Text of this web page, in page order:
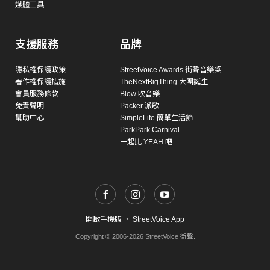
媒體工具
支援服務
隱私權保護政策
著作權保護措施
會員服務條款
免責聲明
幫助中心
品牌
StreetVoice Awards 街聲音樂獎
TheNextBigThing 大團誕生
Blow 吹音樂
Packer 派歌
SimpleLife 簡單生活節
ParkPark Carnival
一起比 YEAH 吧
開啟手機版 ・ StreetVoice App
Copyright © 2006-2026 StreetVoice 街聲.